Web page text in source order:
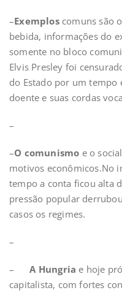
–Exemploscomuns são
bebida, informações do
somente no bloco
Elvis Presley foi
do Estado por um tempo
doente e suas cordas
–
–O comunismo e o
motivos econômicos.No
tempo a conta ficou alta
pressão popular
casos os regimes.
–
–A Hungria e hoje
capitalista, com fortes